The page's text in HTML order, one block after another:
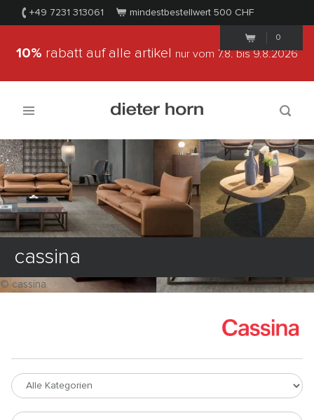
+49 7231 313061 mindestbestellwert 500 CHF
0
10% rabatt auf alle artikel nur vom 7.8.bis 9.8.2026
cassina
© cassina